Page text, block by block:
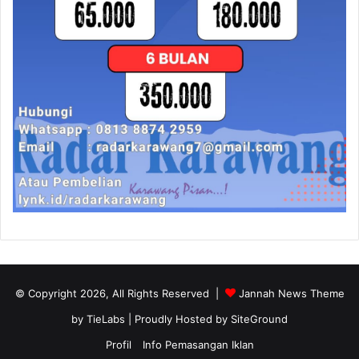
© Copyright 2026, All Rights Reserved |
Jannah News Theme
by TieLabs | Proudly Hosted by SiteGround
Profil
Info Pemasangan Iklan